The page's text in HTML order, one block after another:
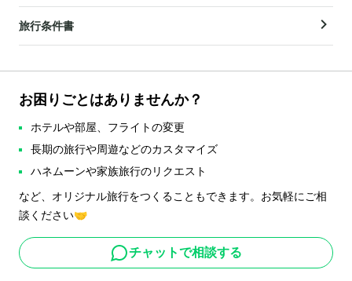
旅行条件書
お困りごとはありませんか？
ホテルや部屋、フライトの変更
長期の旅行や周遊などのカスタマイズ
ハネムーンや家族旅行のリクエスト
など、オリジナル旅行をつくることもできます。お気軽にご相
談ください🤝
チャットで相談する